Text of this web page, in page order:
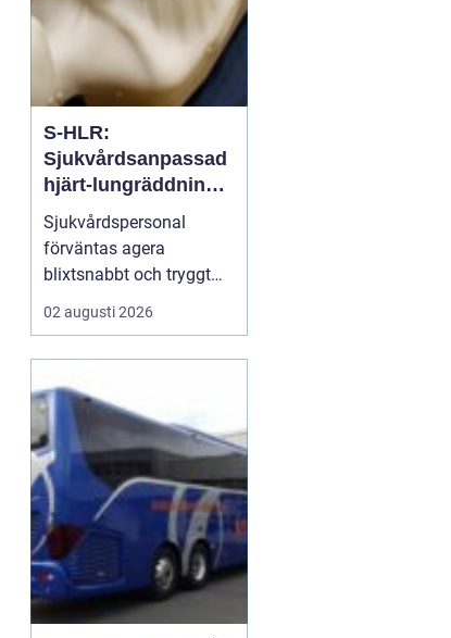
S-HLR:
Sjukvårdsanpassad
hjärt-lungräddning
som räddar liv
Sjukvårdspersonal
förväntas agera
blixtsnabbt och tryggt
när en patient drabbas
av hjärtstopp. Då räcker
fördjupad form av hjärt-
lungräddning som ä...
02 augusti 2026